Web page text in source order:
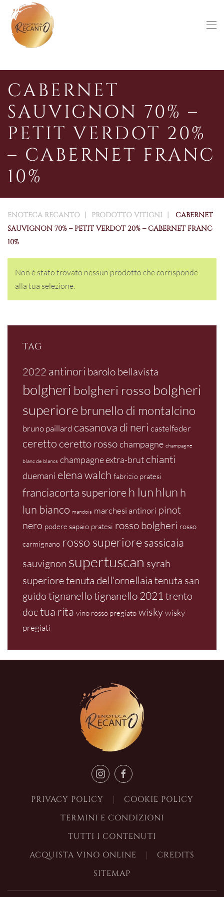
Skip to main content
CABERNET
SAUVIGNON 70% –
PETIT VERDOT 20%
– CABERNET FRANC
10%
ENOTECA RECANTO PRODOTTO VITIGNI
CABERNET
SAUVIGNON 70% – PETIT VERDOT 20% – CABERNET FRANC
10%
Non è stato trovato nessun prodotto che corrisponde
alla tua selezione.
TAG
2022 antinori barolo bellavista
bolgheri bolgheri rosso bolgheri
superiore brunello di montalcino
bruno paillard casanova di neri castelfeder
ceretto ceretto rossochampagne champagne
blanc de blancs champagne extra-brut chianti
duemani elena walch fabrizio pratesi
franciacorta superiore h lun hlun h
lun bianco mandois marchesi antinori pinot
nero podere sapaio pratesi rosso bolgheri rosso
carmignano rosso superiore sassicaia
sauvignon supertuscan syrah
superioretenuta dell'ornellaia tenuta san
guido tignanellotignanello 2021 trento
doctua rita vino rosso pregiato wiskywisky
pregiati
PRIVACY POLICY
COOKIE POLICY
TERMINI E CONDIZIONI
TUTTI I CONTENUTI
ACQUISTA VINO ONLINE
CREDITS
SITEMAP